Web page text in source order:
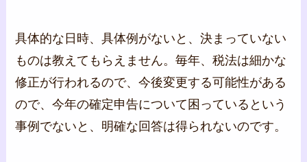
具体的な日時、具体例がないと、決まっていない
ものは教えてもらえません。毎年、税法は細かな
修正が行われるので、今後変更する可能性がある
ので、今年の確定申告について困っているという
事例でないと、明確な回答は得られないのです。